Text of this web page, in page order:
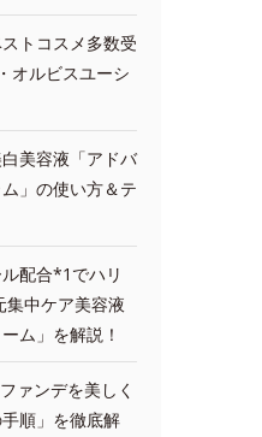
トコスメ多数受
オルビスユーシ
美容液「アドバ
」の使い方＆テ
配合*1でハリ
集中ケア美容液
ム」を解説！
ァンデを美しく
順」を徹底解